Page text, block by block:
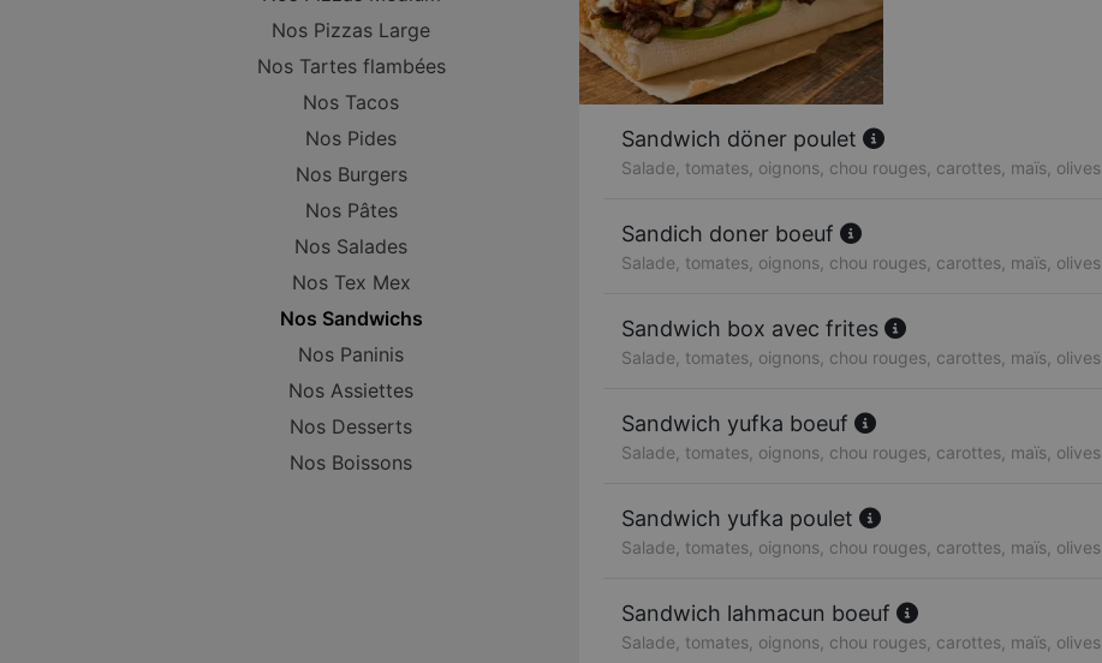
Nos Pizzas Large
Nos Tartes flambées
Nos Tacos
Nos Pides
Nos Burgers
Nos Pâtes
Nos Salades
Nos Tex Mex
Nos Sandwichs
Nos Paninis
Nos Assiettes
Nos Desserts
Nos Boissons
Sandwich döner poulet
Salade, tomates, oignons, chou rouges, carottes, maïs, olives
Sandich doner boeuf
Salade, tomates, oignons, chou rouges, carottes, maïs, olives
Sandwich box avec frites
Salade, tomates, oignons, chou rouges, carottes, maïs, olives
Sandwich yufka boeuf
Salade, tomates, oignons, chou rouges, carottes, maïs, olives
Sandwich yufka poulet
Salade, tomates, oignons, chou rouges, carottes, maïs, olives
Sandwich lahmacun boeuf
Salade, tomates, oignons, chou rouges, carottes, maïs, olives